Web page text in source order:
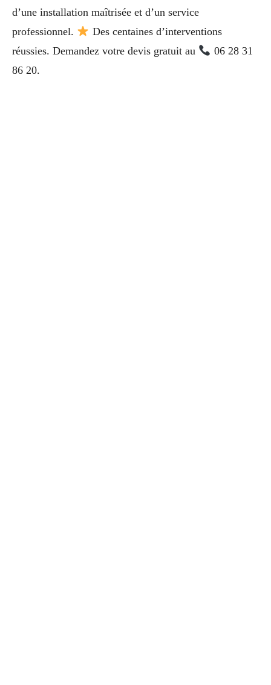
d’une installation maîtrisée et d’un service
professionnel.
Des centaines d’interventions
réussies. Demandez votre devis gratuit au
06 28 31
86 20.